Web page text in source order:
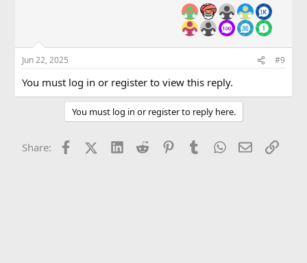
Jun 22, 2025 #9
You must log in or register to view this reply.
You must log in or register to reply here.
Share: FacebookX (Twitter)
LinkedInReddit PinterestTumblrWhatsApp
EmailLink